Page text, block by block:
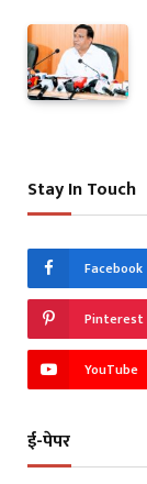
Stay In Touch
Facebook
Pinterest
YouTube
ई-पेपर